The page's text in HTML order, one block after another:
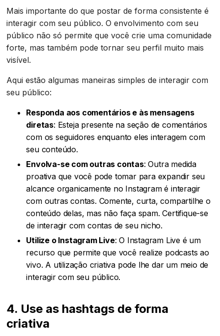
Mais importante do que postar de forma consistente é
interagir com seu público. O envolvimento com seu
público não só permite que você crie uma comunidade
forte, mas também pode tornar seu perfil muito mais
visível.
Aqui estão algumas maneiras simples de interagir com
seu público:
Responda aos comentários e às mensagens
diretas: Esteja presente na seção de comentários
com os seguidores enquanto eles interagem com
seu conteúdo.
Envolva-se com outras contas: Outra medida
proativa que você pode tomar para expandir seu
alcance organicamente no Instagram é interagir
com outras contas. Comente, curta, compartilhe o
conteúdo delas, mas não faça spam. Certifique-se
de interagir com contas de seu nicho.
Utilize o Instagram Live: O Instagram Live é um
recurso que permite que você realize podcasts ao
vivo. A utilização criativa pode lhe dar um meio de
interagir com seu público.
4. Use as hashtags de forma
criativa